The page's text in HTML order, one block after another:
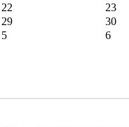
22
23
29
30
5 6